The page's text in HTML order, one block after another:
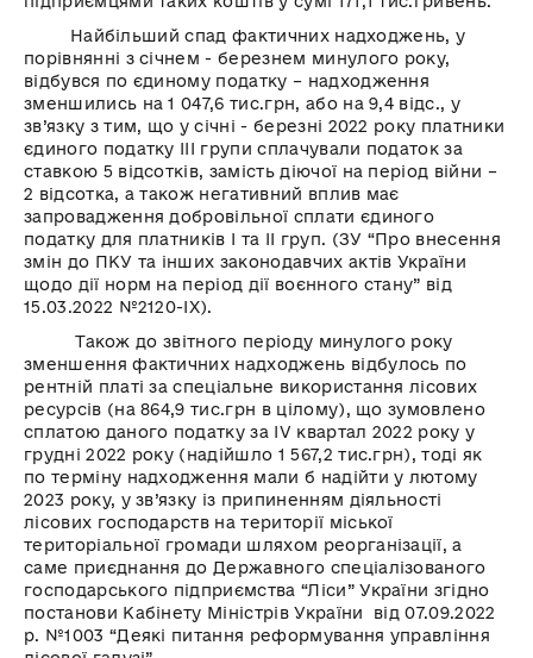
Найбільший спад фактичних надходжень, у
порівнянні з січнем - березнем минулого року,
відбувся по єдиному податку – надходження
зменшились на 1 047,6 тис.грн, або на 9,4 відс., у
зв’язку з тим, що у січні - березні 2022 року платники
єдиного податку ІІІ групи сплачували податок за
ставкою 5 відсотків, замість діючої на період війни –
2 відсотка, а також негативний вплив має
запровадження добровільної сплати єдиного
податку для платників І та ІІ груп. (ЗУ “Про внесення
змін до ПКУ та інших законодавчих актів України
щодо дії норм на період дії воєнного стану” від
15.03.2022 №2120-ІX).
Також до звітного періоду минулого року
зменшення фактичних надходжень відбулось по
рентній платі за спеціальне використання лісових
ресурсів (на 864,9 тис.грн в цілому), що зумовлено
сплатою даного податку за IV квартал 2022 року у
грудні 2022 року (надійшло 1 567,2 тис.грн), тоді як
по терміну надходження мали б надійти у лютому
2023 року, у зв’язку із припиненням діяльності
лісових господарств на території міської
територіальної громади шляхом реорганізації, а
саме приєднання до Державного спеціалізованого
господарського підприємства “Ліси” України згідно
постанови Кабінету Міністрів України від 07.09.2022
р. №1003 “Деякі питання реформування управління